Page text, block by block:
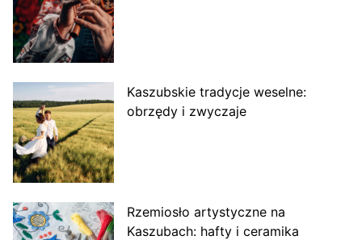
Kaszubskie tradycje weselne:
obrzędy i zwyczaje
Rzemiosło artystyczne na
Kaszubach: hafty i ceramika